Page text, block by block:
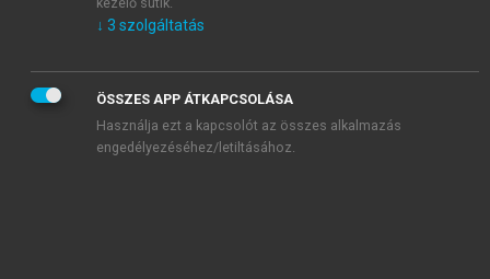
KIPRÓBÁLOM
↓ 3 szolgáltatás
ÖSSZES APP ÁTKAPCSOLÁSA
Használja ezt a kapcsolót az összes alkalmazás
engedélyezéséhez/letiltásához.